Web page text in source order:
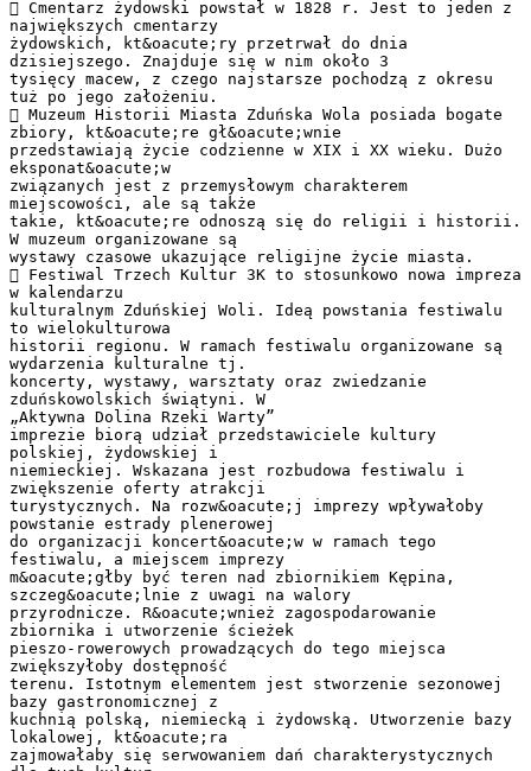
 Cmentarz żydowski powstał w 1828 r. Jest to jeden z
największych cmentarzy
żydowskich, kt&oacute;ry przetrwał do dnia
dzisiejszego. Znajduje się w nim około 3
tysięcy macew, z czego najstarsze pochodzą z okresu
tuż po jego założeniu.
 Muzeum Historii Miasta Zduńska Wola posiada bogate
zbiory, kt&oacute;re gł&oacute;wnie
przedstawiają życie codzienne w XIX i XX wieku. Dużo
eksponat&oacute;w
związanych jest z przemysłowym charakterem
miejscowości, ale są także
takie, kt&oacute;re odnoszą się do religii i historii.
W muzeum organizowane są
wystawy czasowe ukazujące religijne życie miasta.
 Festiwal Trzech Kultur 3K to stosunkowo nowa impreza
w kalendarzu
kulturalnym Zduńskiej Woli. Ideą powstania festiwalu
to wielokulturowa
historii regionu. W ramach festiwalu organizowane są
wydarzenia kulturalne tj.
koncerty, wystawy, warsztaty oraz zwiedzanie
zduńskowolskich świątyni. W
„Aktywna Dolina Rzeki Warty”
imprezie biorą udział przedstawiciele kultury
polskiej, żydowskiej i
niemieckiej. Wskazana jest rozbudowa festiwalu i
zwiększenie oferty atrakcji
turystycznych. Na rozw&oacute;j imprezy wpływałoby
powstanie estrady plenerowej
do organizacji koncert&oacute;w w ramach tego
festiwalu, a miejscem imprezy
m&oacute;głby być teren nad zbiornikiem Kępina,
szczeg&oacute;lnie z uwagi na walory
przyrodnicze. R&oacute;wnież zagospodarowanie
zbiornika i utworzenie ścieżek
pieszo-rowerowych prowadzących do tego miejsca
zwiększyłoby dostępność
terenu. Istotnym elementem jest stworzenie sezonowej
bazy gastronomicznej z
kuchnią polską, niemiecką i żydowską. Utworzenie bazy
lokalowej, kt&oacute;ra
zajmowałaby się serwowaniem dań charakterystycznych